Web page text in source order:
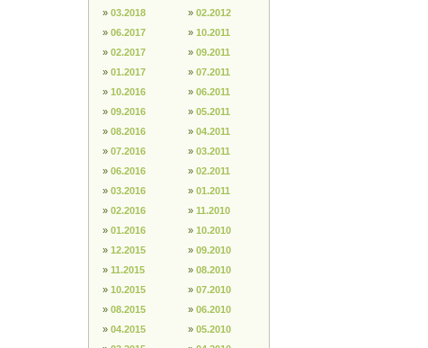
» 03.2018
» 06.2017
» 02.2017
» 01.2017
» 10.2016
» 09.2016
» 08.2016
» 07.2016
» 06.2016
» 03.2016
» 02.2016
» 01.2016
» 12.2015
» 11.2015
» 10.2015
» 08.2015
» 04.2015
» 02.2012
» 10.2011
» 09.2011
» 07.2011
» 06.2011
» 05.2011
» 04.2011
» 03.2011
» 02.2011
» 01.2011
» 11.2010
» 10.2010
» 09.2010
» 08.2010
» 07.2010
» 06.2010
» 05.2010